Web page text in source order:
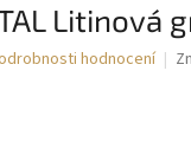
hodnocení